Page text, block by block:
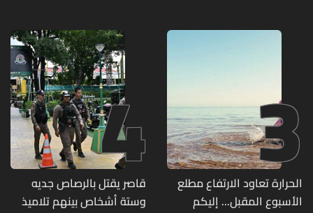
منذ آذار
وقع ضحيّة أعماله؟
3
الحرارة تعاود الارتفاع مطلع
الأسبوع المقبل... إليكم
4
قاصر يقتل بالرصاص جديه
وستة أشخاص بينهم تلاميذ